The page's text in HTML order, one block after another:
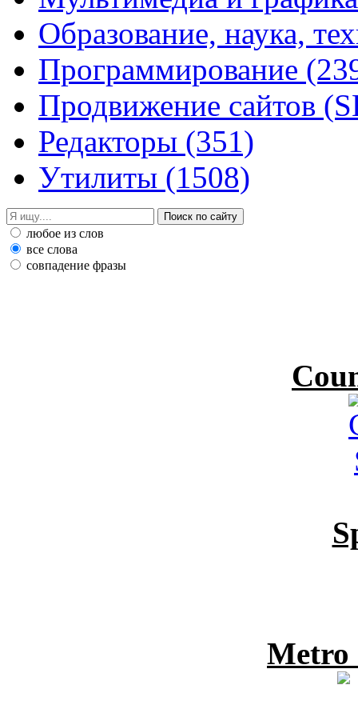
Образование, наука,
Программирование
Продвижение сайтов
Редакторы (351)
Утилиты (1508)
любое из слов
все слова
совпадение фразы
Metro